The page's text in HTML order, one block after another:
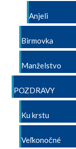
Anjeli
Birmovka
Manželstvo
POZDRAVY
Ku krstu
Veľkonočné